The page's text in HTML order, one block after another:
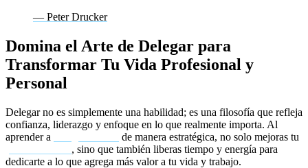
— Peter Drucker
Domina el Arte de Delegar para
Transformar Tu Vida Profesional y
Personal
Delegar no es simplemente una habilidad; es una filosofía que refleja
confianza, liderazgo y enfoque en lo que realmente importa. Al
aprender a
de manera estratégica, no solo mejoras tu
, sino que también liberas tiempo y energía para
dedicarte a lo que agrega más valor a tu vida y trabajo.